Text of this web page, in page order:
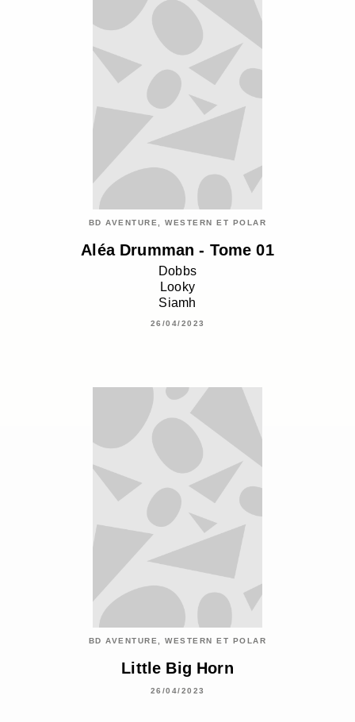
BD AVENTURE, WESTERN ET POLAR
Aléa Drumman - Tome 01
Dobbs
Looky
Siamh
26/04/2023
BD AVENTURE, WESTERN ET POLAR
Little Big Horn
26/04/2023